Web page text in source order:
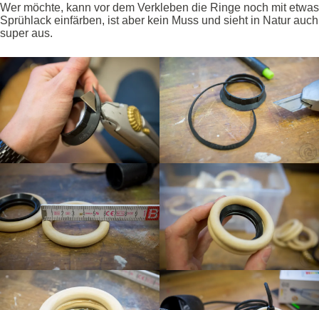
Wer möchte, kann vor dem Verkleben die Ringe noch mit etwas
Sprühlack einfärben, ist aber kein Muss und sieht in Natur auch
super aus.